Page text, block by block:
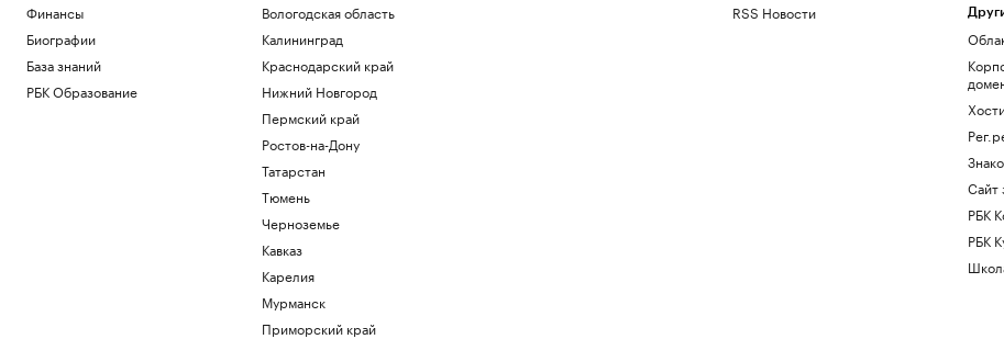
Финансы
Биографии
База знаний
РБК Образование
Вологодская область
Калининград
Краснодарский край
Нижний Новгород
Пермский край
Ростов-на-Дону
Татарстан
Тюмень
Черноземье
Кавказ
Карелия
Мурманск
Приморский край
RSS Новости
Сайт
РБК
РБК